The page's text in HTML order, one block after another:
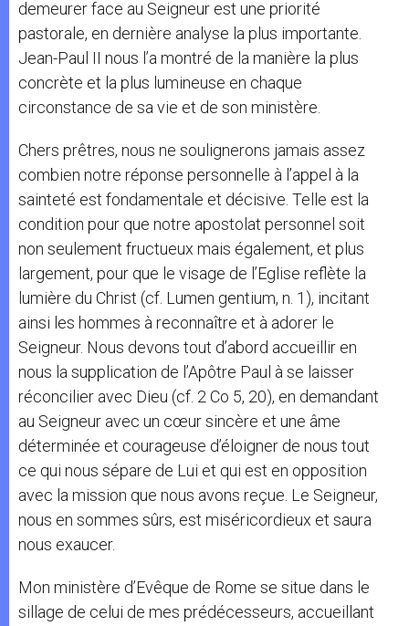
demeurer face au Seigneur est une priorité
pastorale, en dernière analyse la plus importante.
Jean-Paul II nous l’a montré de la manière la plus
concrète et la plus lumineuse en chaque
circonstance de sa vie et de son ministère.
Chers prêtres, nous ne soulignerons jamais assez
combien notre réponse personnelle à l’appel à la
sainteté est fondamentale et décisive. Telle est la
condition pour que notre apostolat personnel soit
non seulement fructueux mais également, et plus
largement, pour que le visage de l’Eglise reflète la
lumière du Christ (cf. Lumen gentium, n. 1), incitant
ainsi les hommes à reconnaître et à adorer le
Seigneur. Nous devons tout d’abord accueillir en
nous la supplication de l’Apôtre Paul à se laisser
réconcilier avec Dieu (cf. 2 Co 5, 20), en demandant
au Seigneur avec un cœur sincère et une âme
déterminée et courageuse d’éloigner de nous tout
ce qui nous sépare de Lui et qui est en opposition
avec la mission que nous avons reçue. Le Seigneur,
nous en sommes sûrs, est miséricordieux et saura
nous exaucer.
Mon ministère d’Evêque de Rome se situe dans le
sillage de celui de mes prédécesseurs, accueillant